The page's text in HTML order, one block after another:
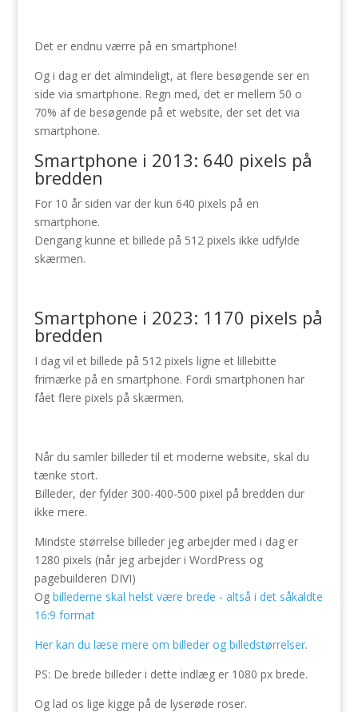
Det er endnu værre på en smartphone!
Og i dag er det almindeligt, at flere besøgende ser en
side via smartphone. Regn med, det er mellem 50 o
70% af de besøgende på et website, der set det via
smartphone.
Smartphone i 2013: 640 pixels på
bredden
For 10 år siden var der kun 640 pixels på en
smartphone.
Dengang kunne et billede på 512 pixels ikke udfylde
skærmen.
Smartphone i 2023: 1170 pixels på
bredden
I dag vil et billede på 512 pixels ligne et lillebitte
frimærke på en smartphone. Fordi smartphonen har
fået flere pixels på skærmen.
Når du samler billeder til et moderne website, skal du
tænke stort.
Billeder, der fylder 300-400-500 pixel på bredden dur
ikke mere.
Mindste størrelse billeder jeg arbejder med i dag er
1280 pixels (når jeg arbejder i WordPress og
pagebuilderen DIVI)
Og billederne skal helst være brede - altså i det såkaldte
16:9 format
Her kan du læse mere om billeder og billedstørrelser.
PS: De brede billeder i dette indlæg er 1080 px brede.
Og lad os lige kigge på de lyserøde roser.